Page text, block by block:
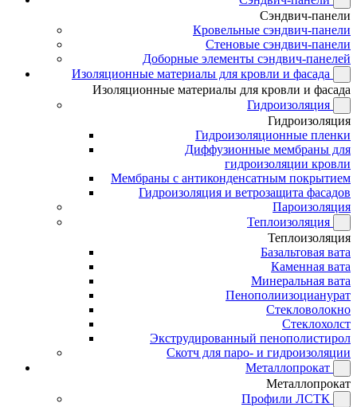
Сэндвич-панели
Кровельные сэндвич-панели
Стеновые сэндвич-панели
Доборные элементы сэндвич-панелей
Изоляционные материалы для кровли и фасада
Изоляционные материалы для кровли и фасада
Гидроизоляция
Гидроизоляция
Гидроизоляционные пленки
Диффузионные мембраны для
гидроизоляции кровли
Мембраны с антиконденсатным покрытием
Гидроизоляция и ветрозащита фасадов
Пароизоляция
Теплоизоляция
Теплоизоляция
Базальтовая вата
Каменная вата
Минеральная вата
Пенополиизоцианурат
Стекловолокно
Стеклохолст
Экструдированный пенополистирол
Скотч для паро- и гидроизоляции
Металлопрокат
Металлопрокат
Профили ЛСТК